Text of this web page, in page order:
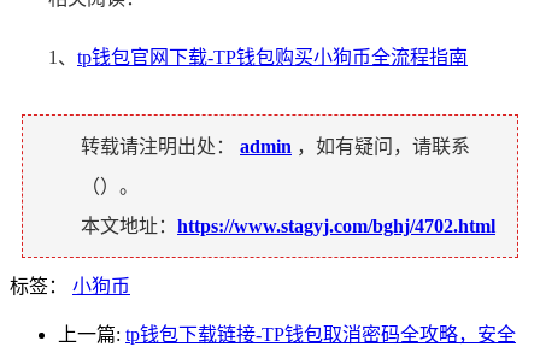
1、 tp钱包官网下载-TP钱包购买小狗币全流程指南
转载请注明出处： admin ，如有疑问，请联系
（）。
本文地址： https://www.stagyj.com/bghj/4702.html
标签： 小狗币
上一篇: tp钱包下载链接-TP钱包取消密码全攻略，安全